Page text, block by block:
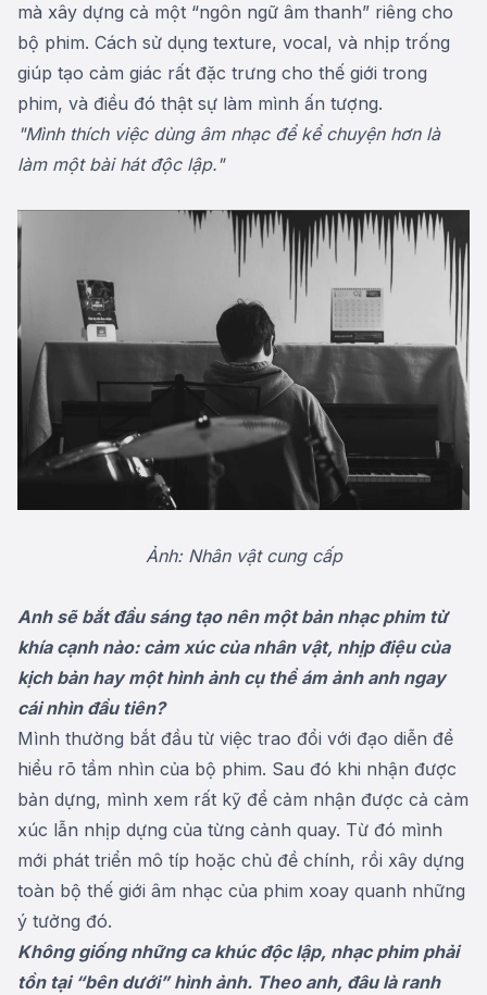
mà xây dựng cả một “ngôn ngữ âm thanh” riêng cho
bộ phim. Cách sử dụng texture, vocal, và nhịp trống
giúp tạo cảm giác rất đặc trưng cho thế giới trong
phim, và điều đó thật sự làm mình ấn tượng.
"Mình thích việc dùng âm nhạc để kể chuyện hơn là
làm một bài hát độc lập."
Ảnh: Nhân vật cung cấp
Anh sẽ bắt đầu sáng tạo nên một bản nhạc phim từ
khía cạnh nào: cảm xúc của nhân vật, nhịp điệu của
kịch bản hay một hình ảnh cụ thể ám ảnh anh ngay
cái nhìn đầu tiên?
Mình thường bắt đầu từ việc trao đổi với đạo diễn để
hiểu rõ tầm nhìn của bộ phim. Sau đó khi nhận được
bản dựng, mình xem rất kỹ để cảm nhận được cả cảm
xúc lẫn nhịp dựng của từng cảnh quay. Từ đó mình
mới phát triển mô típ hoặc chủ đề chính, rồi xây dựng
toàn bộ thế giới âm nhạc của phim xoay quanh những
ý tưởng đó.
Không giống những ca khúc độc lập, nhạc phim phải
tồn tại “bên dưới” hình ảnh. Theo anh, đâu là ranh